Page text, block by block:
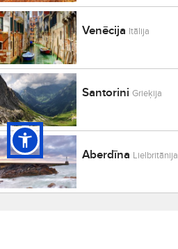
Venēcija Itālija
SantoriniGrieķija
Aberdīna Lielbritānija